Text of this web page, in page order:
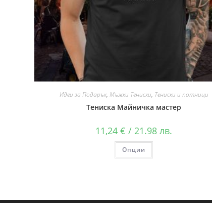
Идеи за Подарък, Мъжки Тениски, Тениски и потници
Тениска Майничка мастер
11,24€ / 21.98 лв.
Опции